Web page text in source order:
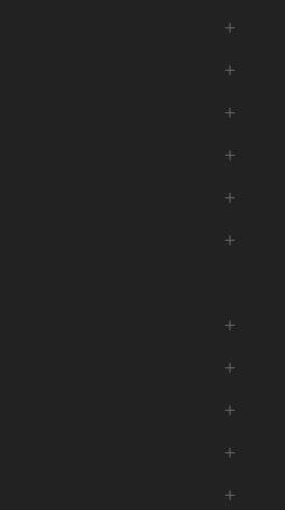
+
+
+
+
+
+
+
+
+
+
+